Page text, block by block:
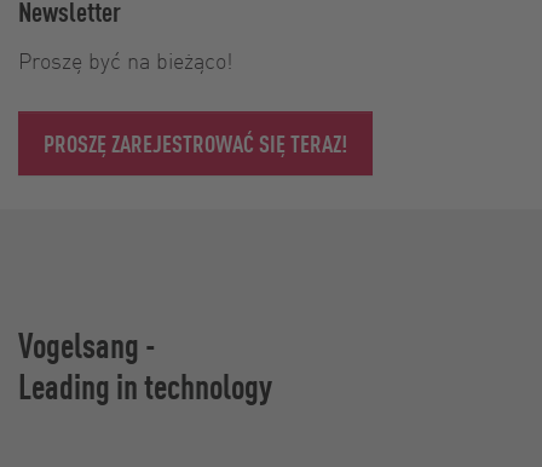
Newsletter
Proszę być na bieżąco!
PROSZĘ ZAREJESTROWAĆ SIĘ TERAZ!
Vogelsang -
Leading in technology